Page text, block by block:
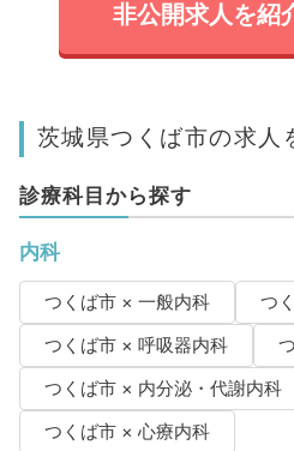
非公開求人を紹
茨城県つくば市の求人
診療科目から探す
内科
つくば市 × 一般内科
つ
つくば市 × 呼吸器内科
つくば市 × 内分泌・代謝内科
つくば市 × 心療内科